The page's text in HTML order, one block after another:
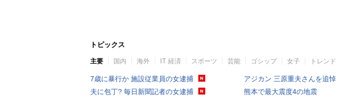
トピックス
主要 国内 海外 IT 経済 スポーツ 芸能 ゴシップ 女子 トレンド
7歳に暴行か 施設従業員の女逮捕
夫に包丁? 毎日新聞記者の女逮捕
アジカン 三原重夫さんを追悼
熊本で最大震度4の地震